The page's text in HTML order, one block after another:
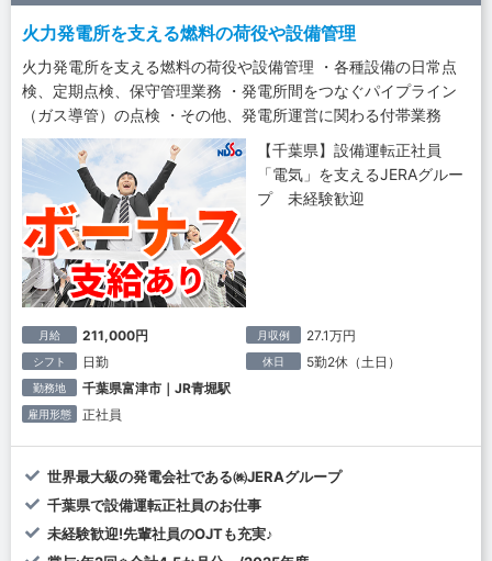
火力発電所を支える燃料の荷役や設備管理
火力発電所を支える燃料の荷役や設備管理 ・各種設備の日常点
検、定期点検、保守管理業務 ・発電所間をつなぐパイプライン
（ガス導管）の点検 ・その他、発電所運営に関わる付帯業務
【千葉県】設備運転正社員
「電気」を支えるJERAグルー
プ 未経験歓迎
月給 211,000円 月収例 27.1万円
シフト 日勤 休日 5勤2休（土日）
勤務地 千葉県富津市｜JR青堀駅
雇用形態 正社員
世界最大級の発電会社である㈱JERAグループ
千葉県で設備運転正社員のお仕事
未経験歓迎!先輩社員のOJTも充実♪